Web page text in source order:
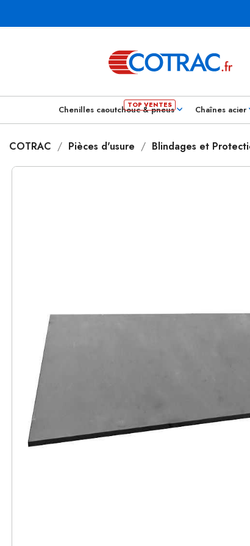
Chenilles caoutchouc & pneus Chaînes acier
COTRAC Pièces d'usure Blindages et